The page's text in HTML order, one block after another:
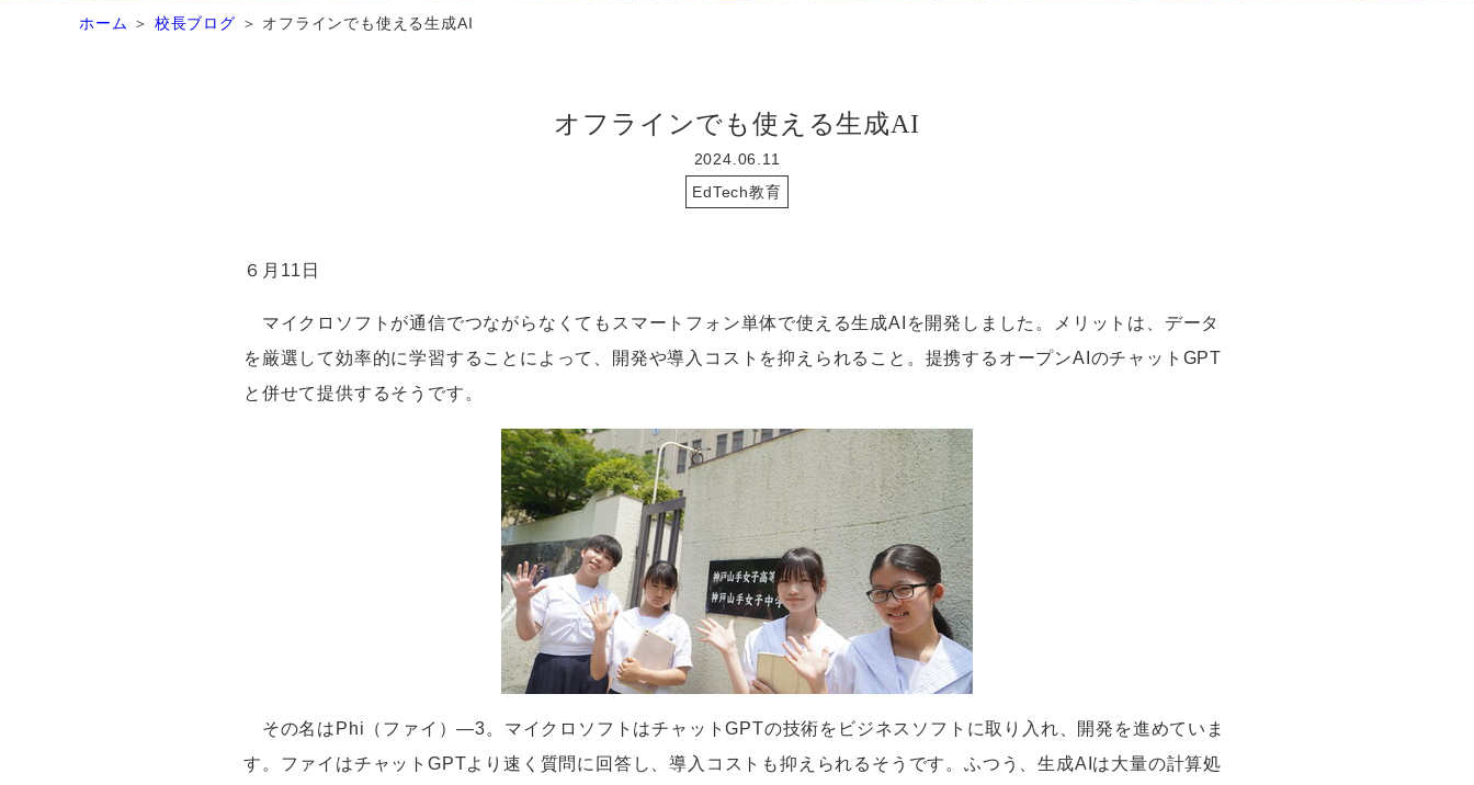
ホーム 校長ブログ オフラインでも使える生成AI
オフラインでも使える生成AI
2024.06.11
EdTech教育
６月 11 日
マイクロソフトが通信でつながらなくてもスマートフォン単体で使える生成AI を開発しました。メリットは、データ
を厳選して効率的に学習することによって、開発や導入コストを抑えられること。提携するオープンAI のチャット GPT
と併せて提供するそうです。
その名は Phi （ファイ）―3。マイクロソフトはチャットGPTの技術をビジネスソフトに取り入れ、開発を進めていま
す。ファイはチャットGPTより速く質問に回答し、導入コストも抑えられるそうです。ふつう、生成AI は大量の計算処